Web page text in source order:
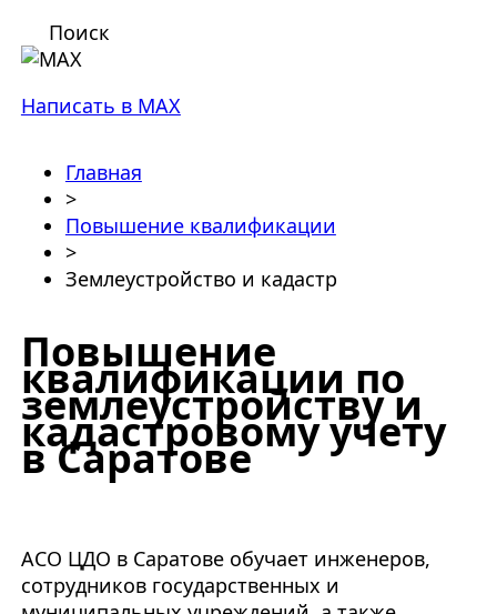
Поиск
Написать в MAX
Главная
>
Повышение квалификации
>
Землеустройство и кадастр
Повышение
квалификации по
землеустройству и
кадастровому учету
в Саратове
АСО ЦДО в Саратове обучает инженеров,
сотрудников государственных и